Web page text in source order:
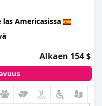
las Americasissa
Alkaen 154 $